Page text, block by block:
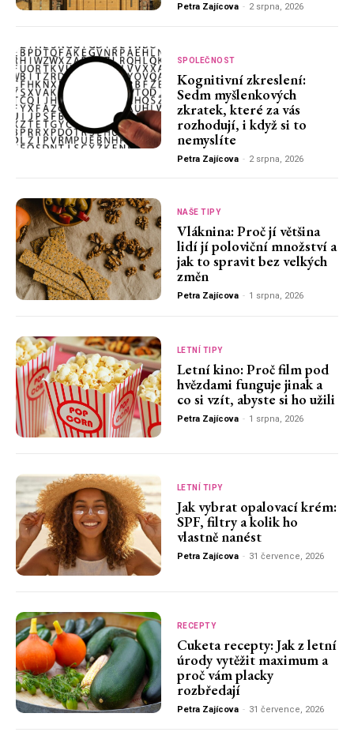
Petra Zajícova - 2 srpna, 2026
SPOLEČNOST
Kognitivní zkreslení:
Sedm myšlenkových
zkratek, které za vás
rozhodují, i když si to
nemyslíte
Petra Zajícova - 2 srpna, 2026
NAŠE TIPY
Vláknina: Proč jí většina
lidí jí poloviční množství a
jak to spravit bez velkých
změn
Petra Zajícova - 1 srpna, 2026
LETNÍ TIPY
Letní kino: Proč film pod
hvězdami funguje jinak a
co si vzít, abyste si ho užili
Petra Zajícova - 1 srpna, 2026
LETNÍ TIPY
Jak vybrat opalovací krém:
SPF, filtry a kolik ho
vlastně nanést
Petra Zajícova - 31 července, 2026
RECEPTY
Cuketa recepty: Jak z letní
úrody vytěžit maximum a
proč vám placky
rozbředají
Petra Zajícova - 31 července, 2026